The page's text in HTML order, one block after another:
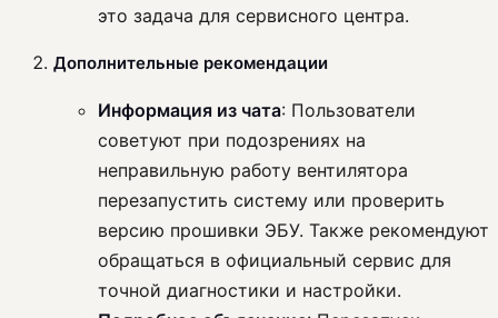
это задача для сервисного центра.
Дополнительные рекомендации
Информация из чата: Пользователи
советуют при подозрениях на
неправильную работу вентилятора
перезапустить систему или проверить
версию прошивки ЭБУ. Также рекомендуют
обращаться в официальный сервис для
точной диагностики и настройки.